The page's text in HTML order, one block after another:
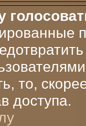
то,
доступа.